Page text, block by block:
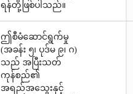
ရန်တို့ဖြစ်ပါသည်။
ဤစီမံဆောင်ရွက်မှု
(အခန်း ၅၊ ပုဒ်မ ၉၊ ဂ)
သည် အပြီးသတ်
ကုန်စည်၏
အရည်အသွေးနှင့်